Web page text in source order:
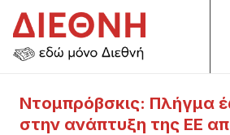
Ντομπρόβσκις: Πλήγμα
στην ανάπτυξη της ΕΕ